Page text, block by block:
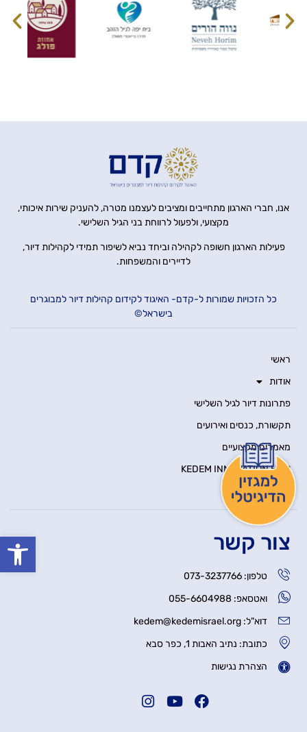
פתח
אנו, חברי הארגון מתחייבים ומציבים לעצמנו מטרה, להעניק שירות איכותי,
מקצועי, ולפעול לרווחת בני הגיל השלישי.
פעילות הארגון חשופה לקהילה וביחד נביא לשיפור תמידי לקהילות דיור,
לדיירים והמשפחות.
כל הזכויות שמורות ל-קדם- האיגוד לקידום קהילות דיור למבוגרים
בישראל©
ראשי
אודות
פתרונות דיור לגיל השלישי
תקשורת, כנסים ואירועים
מאמרים מקצועיים
KEDEM INNOVATION HUB
יצירת קשר
צור קשר
טלפון: 073-3237766
ואטסאפ: 055-6604988
דוא"ל: kedem@kedemisrael.org
כתובת: נתיב האבות 1, כפר סבא
הצהרת נגישות